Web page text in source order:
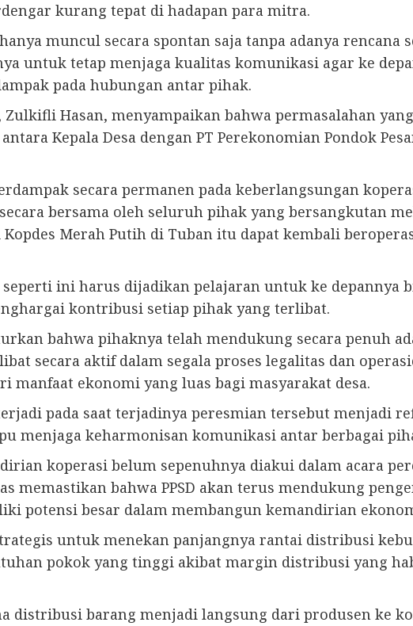
kurang tepat di hadapan para mitra.
muncul secara spontan saja tanpa adanya rencana
untuk tetap menjaga kualitas komunikasi agar ke
pada hubungan antar pihak.
Hasan, menyampaikan bahwa permasalahan
Kepala Desa dengan PT Perekonomian Pondok
secara permanen pada keberlangsungan
bersama oleh seluruh pihak yang bersangkutan
Merah Putih di Tuban itu dapat kembali
ini harus dijadikan pelajaran untuk ke depannya
kontribusi setiap pihak yang terlibat.
bahwa pihaknya telah mendukung secara penuh
secara aktif dalam segala proses legalitas dan
manfaat ekonomi yang luas bagi masyarakat desa.
pada saat terjadinya peresmian tersebut menjadi
menjaga keharmonisan komunikasi antar berbagai
koperasi belum sepenuhnya diakui dalam acara
bahwa PPSD akan terus mendukung
potensi besar dalam membangun kemandirian
untuk menekan panjangnya rantai distribusi
pokok yang tinggi akibat margin distribusi yang
distribusi barang menjadi langsung dari produsen ke